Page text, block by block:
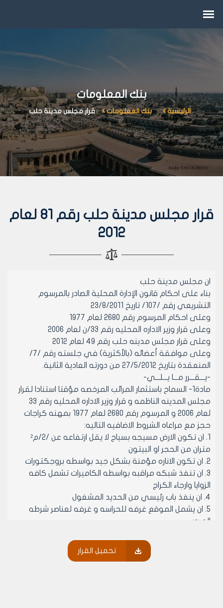
بنك المعلومات
الرئيسية بنك المعلومات قرار مجلس مدينة حلب
قرار مجلس مدينة حلب رقم 81 لعام
2012
ان مجلس مدينة حلب
بناء على احكام قانون الإدارة المحلية الصادر بالمرسوم
التشريعي رقم /107/ تاريخ 23/8/2011
وعلى احكام المرسوم رقم 2680 لعام 1977
وعلى قرار وزير الاداره المحليه رقم 33/ن لعام 2006
وعلى قرار مجلس مدينه حلب رقم 49 لعام 2012
وعلى موافقة أعضائه (بالأكثرية) في جلسته رقم /7/
المنعقدة بتاريخ 27/5/2012 من دورته العادية الثانية.
-يـــقـــرر مـــا يـــلـــي-
مادة1- السماح باستثمار المرائب المرخصه مؤقتا استنادا لقرار
مجلس المدينه الناظمه و قرار وزير الاداره المحليه رقم 33
لعام 2006 و المرسوم رقم 2680 لعام 1977 بمهنه كراجات
حجز مع مراعاه الشروط الاضافيه التاليه:
1. ان تكون الارض مسيجه بسياج لا يقل ارتفاعه عن /2/م²
متران من الحجر او البيتون
2. ان تكون الاناره مؤمنة بشكل جيد بواسطه بروجكتورات
3. ان تنفذ شبكه مراقبه بواسطه الكاميرات تشمل كافه
الزوايا وارجاء الكراج
4. ان ينفذ باب رئيسي من الحديد المشغول
5. ان يشمل الموقع غرفه للحراسه و غرفه لعناصر شرطه
المرور
تحميل القرار